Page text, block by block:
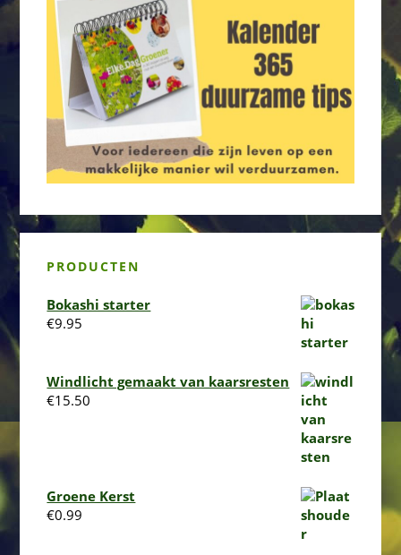
PRODUCTEN
Bokashi starter
€9.95
Windlicht gemaakt van kaarsresten
€15.50
Groene Kerst
€0.99